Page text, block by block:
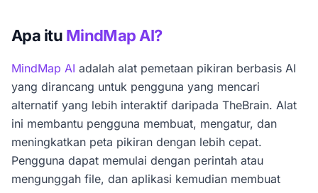
Apa itu MindMap AI?
MindMap AI adalah alat pemetaan pikiran berbasis AI
yang dirancang untuk pengguna yang mencari
alternatif yang lebih interaktif daripada TheBrain. Alat
ini membantu pengguna membuat, mengatur, dan
meningkatkan peta pikiran dengan lebih cepat.
Pengguna dapat memulai dengan perintah atau
mengunggah file, dan aplikasi kemudian membuat